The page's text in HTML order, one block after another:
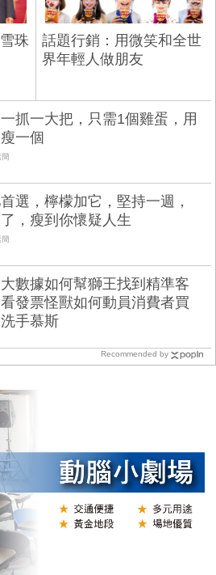
珠
話題行銷：用微笑和全世
界年輕人做朋友
抓一大把，只需1個雞蛋，用
一個
選，檸檬加它，堅持一週，
，瘦到你懷疑人生
數據如何幫獅王找到精準客
發票怪獸如何動員消費者買
手慕斯
Recommended by